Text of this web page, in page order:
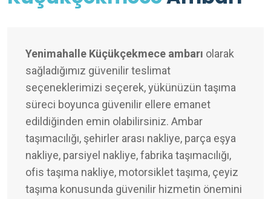
Yenimahalle Küçükçekmece ambarı olarak
sağladığımız güvenilir teslimat
seçeneklerimizi seçerek, yükünüzün taşıma
süreci boyunca güvenilir ellere emanet
edildiğinden emin olabilirsiniz. Ambar
taşımacılığı, şehirler arası nakliye, parça eşya
nakliye, parsiyel nakliye, fabrika taşımacılığı,
ofis taşıma nakliye, motorsiklet taşıma, çeyiz
taşıma konusunda güvenilir hizmetin önemini